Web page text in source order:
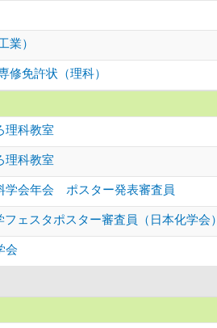
業）
修免許状（理科）
理科教室
理科教室
学会年会 ポスター発表審査員
フェスタポスター審査員（日本化学会）
会